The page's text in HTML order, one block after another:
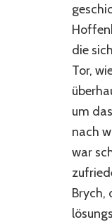
die
Tor,
um
nach
war
Brych,